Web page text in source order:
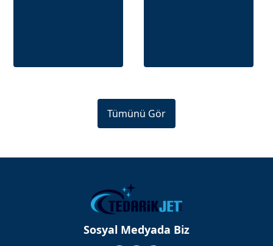
Tümünü Gör
Sosyal Medyada Biz